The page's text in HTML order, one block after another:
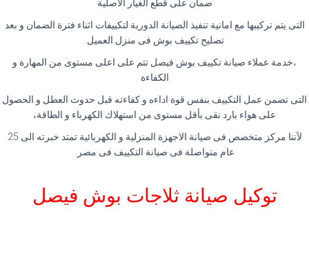
ضمان على قطع الغيار الاصلية
التى يتم تركيبها مع امانية تنفيذ الصيانة الدورية لتكييفات اثناء فترة الضمان و بعد
تصليح تكييف بوش فى منزل العميل.
،خدمة عملاء صيانة تكييف بوش فيصل تتم على اعلى مستوى من المهارة و
الكفاءة
التى تضمن عمل التكييف بنفس قوة اداءه و كفاءته قبل حدوث العطل و الحصول
على هواء بارد نقى بأقل مستوى من استهلاك الكهرباء و الطاقة،
لآننا مركز متخصص فى صيانة الاجهزة المنزلية و الكهربائية تمتد خبرته الى 25
عام متواصلة فى صيانة التكييف فى مصر.
توكيل صيانة ثلاجات بوش فيصل